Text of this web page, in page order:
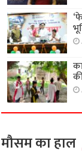
मौसम का हाल